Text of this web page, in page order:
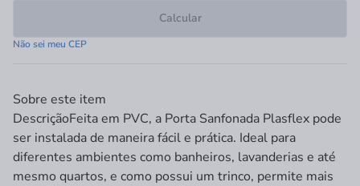
Calcular
Não sei meu CEP
Sobre este item
DescriçãoFeita em PVC, a Porta Sanfonada Plasflex pode
ser instalada de maneira fácil e prática. Ideal para
diferentes ambientes como banheiros, lavanderias e até
mesmo quartos, e como possui um trinco, permite mais